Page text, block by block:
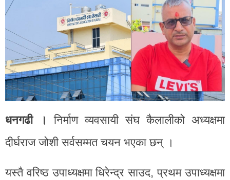
धनगढी ।
निर्माण व्यवसायी संघ कैलालीको अध्यक्षमा
दीर्घराज जोशी सर्वसम्मत चयन भएका छन् ।
यस्तै वरिष्ठ उपाध्यक्षमा धिरेन्द्र साउद, प्रथम उपाध्यक्षमा